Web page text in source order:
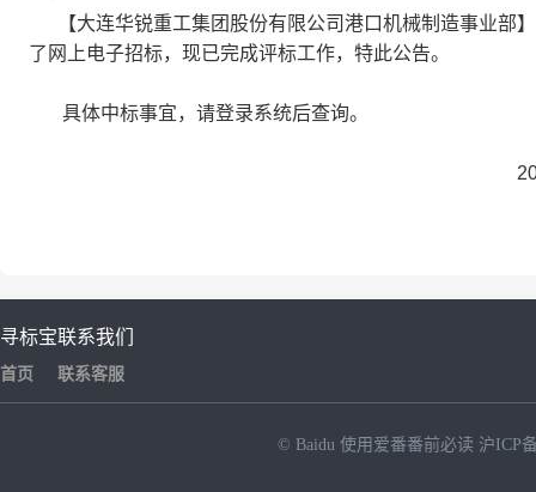
【大连华锐重工集团股份有限公司港口机械制造事业部】
了网上电子招标，现已完成评标工作，特此公告。
具体中标事宜，请登录系统后查询。
2025年05月
寻标宝
首页
联系我们
联系客服
© Baidu 使用爱番番前必读 沪ICP